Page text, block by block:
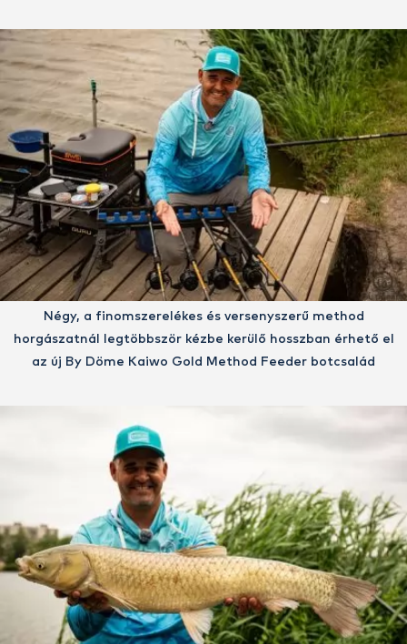
Négy, a finomszerelékes és versenyszerű method
horgászatnál legtöbbször kézbe kerülő hosszban érhető el
az új By Döme Kaiwo Gold Method Feeder botcsalád